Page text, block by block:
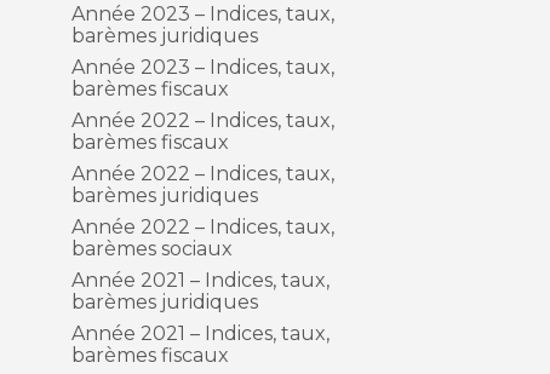
Année 2023 – Indices, taux,
barèmes juridiques
Année 2023 – Indices, taux,
barèmes fiscaux
Année 2022 – Indices, taux,
barèmes fiscaux
Année 2022 – Indices, taux,
barèmes juridiques
Année 2022 – Indices, taux,
barèmes sociaux
Année 2021 – Indices, taux,
barèmes juridiques
Année 2021 – Indices, taux,
barèmes fiscaux